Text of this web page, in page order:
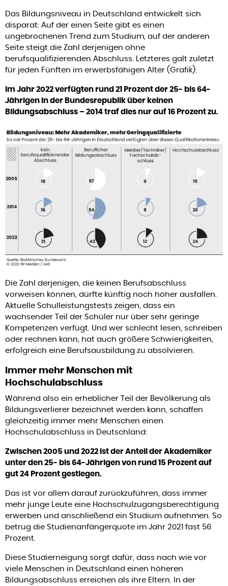
Das Bildungsniveau in Deutschland entwickelt sich
disparat: Auf der einen Seite gibt es einen
ungebrochenen Trend zum Studium, auf der anderen
Seite steigt die Zahl derjenigen ohne
berufsqualifizierenden Abschluss. Letzteres galt zuletzt
für jeden Fünften im erwerbsfähigen Alter (Grafik):
Im Jahr 2022 verfügten rund 21 Prozent der 25- bis 64-
Jährigen in der Bundesrepublik über keinen
Bildungsabschluss – 2014 traf dies nur auf 16 Prozent zu.
Die Zahl derjenigen, die keinen Berufsabschluss
vorweisen können, dürfte künftig noch höher ausfallen.
Aktuelle Schulleistungstests zeigen, dass ein
wachsender Teil der Schüler nur über sehr geringe
Kompetenzen verfügt. Und wer schlecht lesen, schreiben
oder rechnen kann, hat auch größere Schwierigkeiten,
erfolgreich eine Berufsausbildung zu absolvieren.
Immer mehr Menschen mit
Hochschulabschluss
Während also ein erheblicher Teil der Bevölkerung als
Bildungsverlierer bezeichnet werden kann, schaffen
gleichzeitig immer mehr Menschen einen
Hochschulabschluss in Deutschland:
Zwischen 2005 und 2022 ist der Anteil der Akademiker
unter den 25- bis 64-Jährigen von rund 15 Prozent auf
gut 24 Prozent gestiegen.
Das ist vor allem darauf zurückzuführen, dass immer
mehr junge Leute eine Hochschulzugangsberechtigung
erwerben und anschließend ein Studium aufnehmen. So
betrug die Studienanfängerquote im Jahr 2021 fast 56
Prozent.
Diese Studierneigung sorgt dafür, dass nach wie vor
viele Menschen in Deutschland einen höheren
Bildungsabschluss erreichen als ihre Eltern. In der